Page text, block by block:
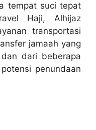
tempat suci tepat
Haji, Alhijaz
transportasi
jamaah yang
dari beberapa
penundaan